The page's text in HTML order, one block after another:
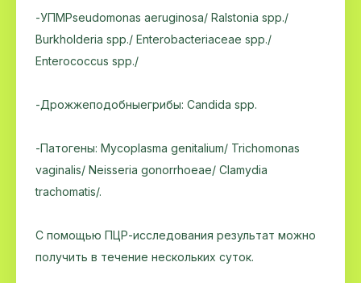
-УПМPseudomonas aeruginosa/ Ralstonia spp./
Burkholderia spp./ Enterobacteriaceae spp./
Enterococcus spp./
-Дрожжеподобныегрибы: Candida spp.
-Патогены: Mycoplasma genitalium/ Trichomonas
vaginalis/ Neisseria gonorrhoeae/ Clamydia
trachomatis/.
С помощью ПЦР-исследования результат можно
получить в течение нескольких суток.